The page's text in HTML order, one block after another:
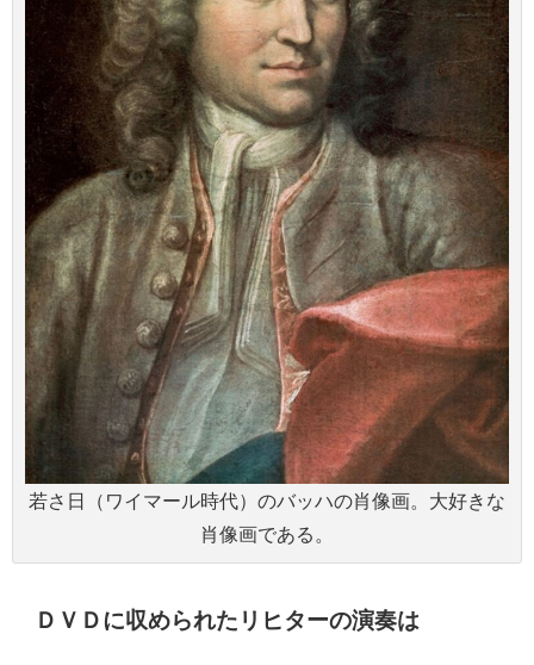
若さ日（ワイマール時代）のバッハの肖像画。大好きな
肖像画である。
ＤＶＤに収められたリヒターの演奏は